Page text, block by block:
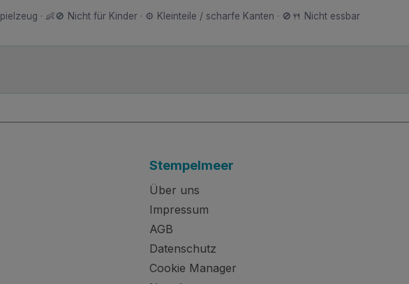
· 👶🚫 Nicht für Kinder · ⚙️ Kleinteile / scharfe Kanten · 🚫🍴 Nicht essbar
Stempelmeer
Über uns
Impressum
AGB
Datenschutz
Cookie Manager